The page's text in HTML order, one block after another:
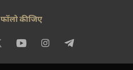
फॉलो कीजिए